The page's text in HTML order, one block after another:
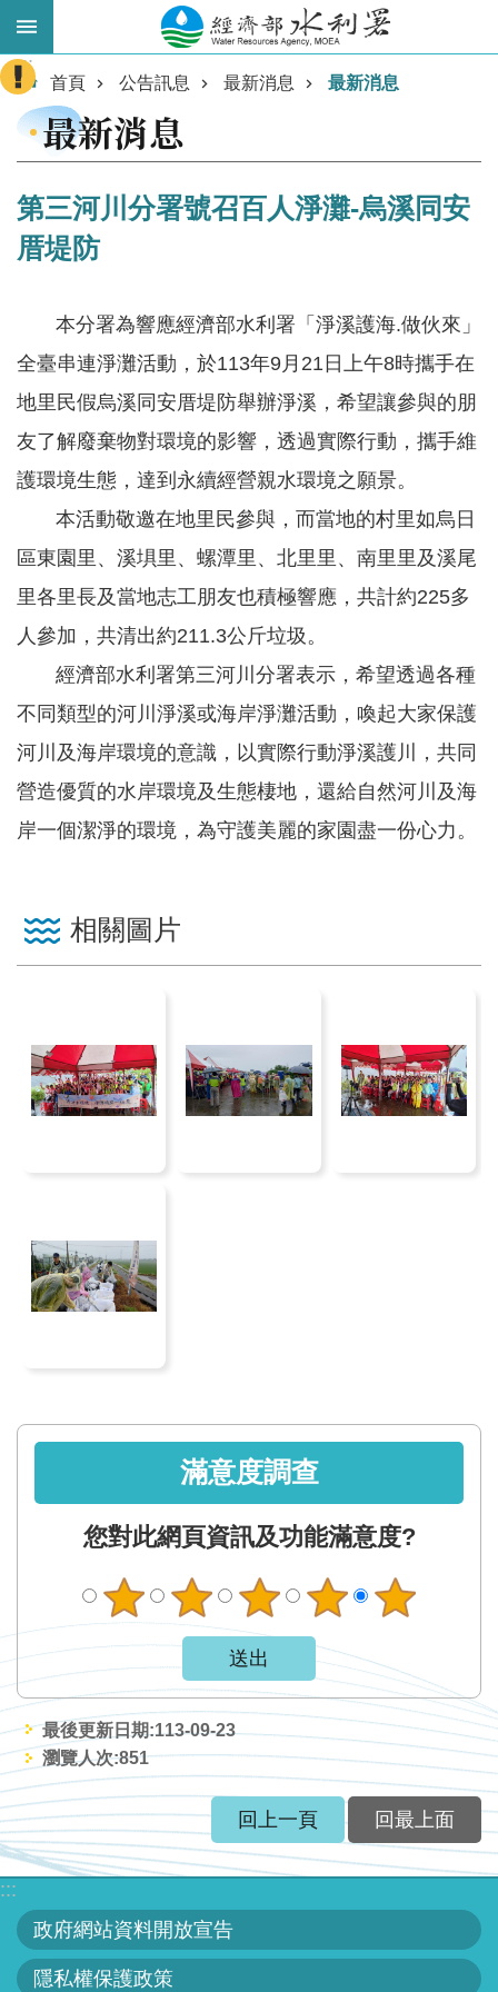
跳到主要內容區塊
進
階
搜
業
務
主
最
水
情
告
訊
息
便
民
資
關
於
站
導
覽
頁
見
常
見
答
廉
政
平
臺
性
平
專
:::
首頁 公告訊息 最新消息 最新消息
最新消息
第三河川分署號召百人淨灘-烏溪同安
厝堤防
本分署為響應經濟部水利署「淨溪護海.做伙來」
全臺串連淨灘活動，於113年9月21日上午8時攜手在
地里民假烏溪同安厝堤防舉辦淨溪，希望讓參與的朋
友了解廢棄物對環境的影響，透過實際行動，攜手維
護環境生態，達到永續經營親水環境之願景。
本活動敬邀在地里民參與，而當地的村里如烏日
區東園里、溪埧里、螺潭里、北里里、南里里及溪尾
里各里長及當地志工朋友也積極響應，共計約225多
人參加，共清出約211.3公斤垃圾。
經濟部水利署第三河川分署表示，希望透過各種
不同類型的河川淨溪或海岸淨灘活動，喚起大家保護
河川及海岸環境的意識，以實際行動淨溪護川，共同
營造優質的水岸環境及生態棲地，還給自然河川及海
岸一個潔淨的環境，為守護美麗的家園盡一份心力。
相關圖片
滿意度調查
您對此網頁資訊及功能滿意度?
最後更新日期:113-09-23
瀏覽人次:851
回上一頁 回最上面
:::
政府網站資料開放宣告
隱私權保護政策